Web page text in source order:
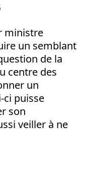
ministre
un semblant
de la
centre des
un
ci puisse
son
veiller à ne